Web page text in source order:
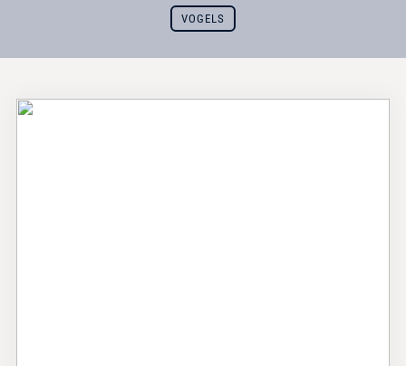
VOGELS